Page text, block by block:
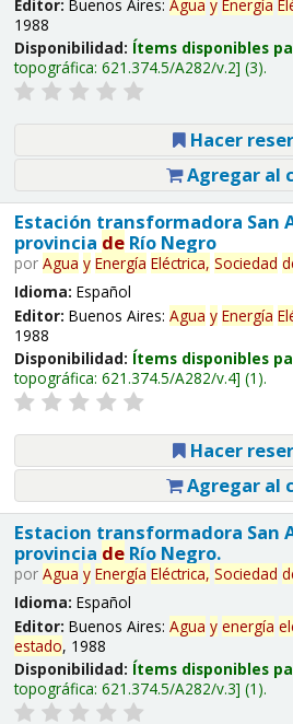
Editor: Buenos Aires: Agua y Energía
1988
Disponibilidad: Ítems disponibles
topográfica: 621.374.5/A282/v.2 (3).
Hacer
Agregar al
Estación transformadora San
provincia deRío Negro
por Agua y Energía Eléctrica, Sociedad
Idioma: Español
Editor: Buenos Aires: Agua y Energía
1988
Disponibilidad: Ítems disponibles
topográfica: 621.374.5/A282/v.4 (1).
Hacer
Agregar al
Estacion transformadora San
provincia deRío Negro.
por Agua y Energía Eléctrica, Sociedad
Idioma: Español
Editor: Buenos Aires: Agua y energía
estado, 1988
Disponibilidad: Ítems disponibles
topográfica: 621.374.5/A282/v.3 (1).